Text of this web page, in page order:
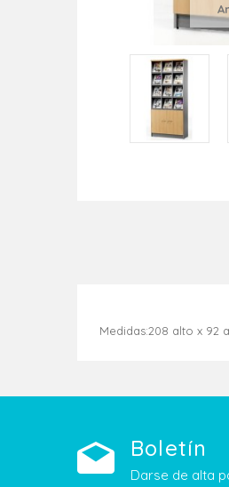
Medidas:208 alto x 92
Boletín
Darse de alta